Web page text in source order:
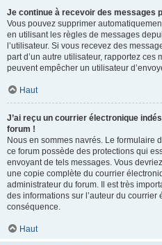
Je continue à recevoir des messages
Vous pouvez supprimer
en utilisant les règles de messages
l’utilisateur. Si vous recevez des
part d’un autre utilisateur, rapportez ces
peuvent empêcher un utilisateur
Haut
J’ai reçu un courrier électronique
forum !
Nous en sommes navrés. Le formulaire
ce forum possède des protections qui
envoyant de tels messages. Vous
une copie complète du courrier
administrateur du forum. Il est très
des informations sur l’auteur du
conséquence.
Haut